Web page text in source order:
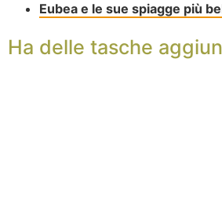
Eubea e le sue spiagge più
Ha delle tasche